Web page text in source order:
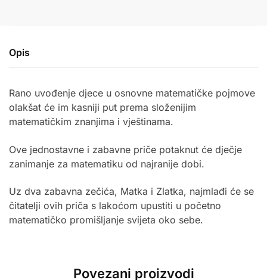
Opis
Rano uvođenje djece u osnovne matematičke pojmove
olakšat će im kasniji put prema složenijim
matematičkim znanjima i vještinama.
Ove jednostavne i zabavne priče potaknut će dječje
zanimanje za matematiku od najranije dobi.
Uz dva zabavna zečića, Matka i Zlatka, najmlađi će se
čitatelji ovih priča s lakoćom upustiti u početno
matematičko promišljanje svijeta oko sebe.
Povezani proizvodi